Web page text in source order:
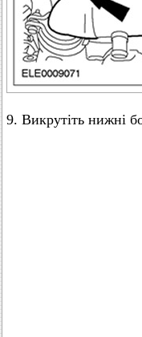
9. Викрутіть нижні